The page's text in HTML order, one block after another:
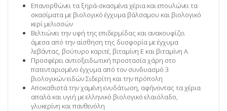
Επανορθώνει τα ξηρά-σκασμένα χέρια και επουλώνει τα
σκασίματα με βιολογικό έγχυμα βάλσαμου και βιολογικό
κερί μελισσών
Βελτιώνει την υφή της επιδερμίδας και ανακουφίζει
άμεσα από την αίσθηση της δυσφορία με έγχυμα
λεβάντας, βούτυρο καριτέ, βιταμίνη E και βιταμίνη A
Προσφέρει αντιοξειδωτική προστασία χάρη στο
πατενταρισμένο έγχυμα από τον συνδυασμό 3
βιολογικών ειδών Σιδερίτη και την πρόπολη
Αποκαθιστά την χαμένη ενυδάτωση, αφήνοντας τα χέρια
απαλά και υγιή με ελληνικό βιολογικό ελαιόλαδο,
γλυκερίνη και πανθενόλη